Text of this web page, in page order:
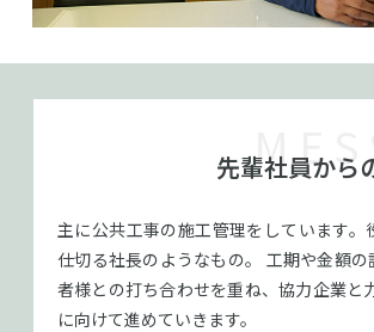
先輩社員から
主に公共工事の施工管理をしています。
仕切る社長のようなもの。
工期や金額
者様との打ち合わせを重ね、協力企業と
に向けて進めていきます。